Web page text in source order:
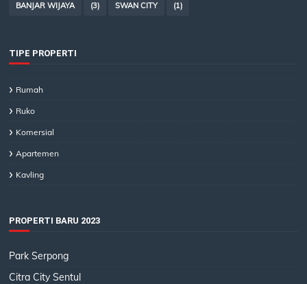
BANJAR WIJAYA (3) SWAN CITY (1)
TIPE PROPERTI
Rumah
Ruko
Komersial
Apartemen
Kavling
PROPERTI BARU 2023
Park Serpong
Citra City Sentul